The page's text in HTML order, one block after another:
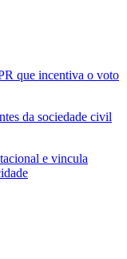
que incentiva o voto
da sociedade civil
e vincula